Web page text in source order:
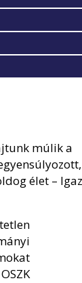
múlik a
élet –